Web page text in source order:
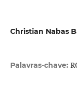
Christian Nabas
Palavras-chave: